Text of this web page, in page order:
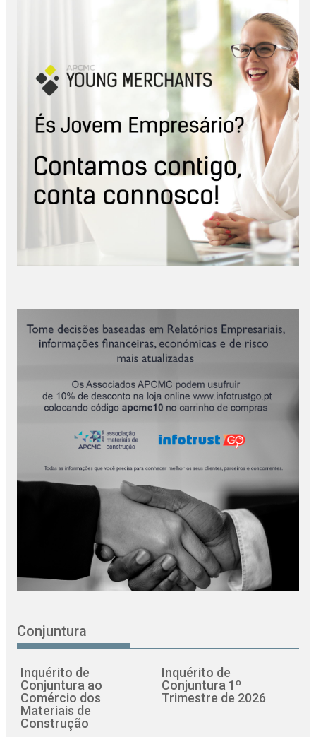
Conjuntura
Inquérito de
Conjuntura ao
Comércio dos
Materiais de
Construção
Inquérito de
Conjuntura 1º
Trimestre de 2026